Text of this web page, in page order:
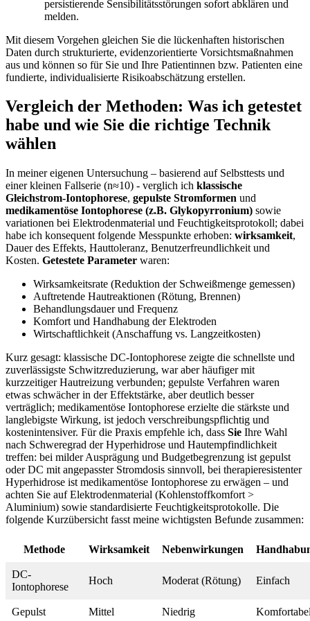
persistierende Sensibilitätsstörungen‌ sofort abklären und
melden.
Mit diesem Vorgehen gleichen‌ Sie die lückenhaften historischen
Daten ‍durch strukturierte, evidenzorientierte Vorsichtsmaßnahmen
aus und ‍können so für Sie und Ihre Patientinnen ⁣bzw. Patienten eine
fundierte, individualisierte Risikoabschätzung erstellen.
Vergleich der‌ Methoden: Was ich getestet⁣
habe und wie Sie die richtige Technik
wählen
In meiner eigenen Untersuchung – basierend auf Selbsttests und
einer kleinen Fallserie (n≈10) ⁤- verglich ich klassische
Gleichstrom-Iontophorese, gepulste Stromformen ‍und
medikamentöse Iontophorese (z.B. Glykopyrronium) sowie
variationen‍ bei Elektrodenmaterial und Feuchtigkeitsprotokoll; dabei
⁤habe ich konsequent folgende Messpunkte erhoben: wirksamkeit,
Dauer‍ des Effekts, Hauttoleranz, Benutzerfreundlichkeit⁣ und
Kosten.​ Getestete Parameter waren:
Wirksamkeitsrate (Reduktion ‌der​ Schweißmenge gemessen)
Auftretende Hautreaktionen (Rötung, Brennen)
Behandlungsdauer und Frequenz
Komfort und Handhabung der Elektroden
Wirtschaftlichkeit (Anschaffung vs. Langzeitkosten)
Kurz gesagt: klassische ‌DC-Iontophorese zeigte die schnellste und
zuverlässigste Schwitzreduzierung, war aber häufiger mit
kurzzeitiger Hautreizung ‍verbunden; gepulste ‌Verfahren⁢ waren
etwas schwächer in der Effektstärke, aber deutlich besser
verträglich; medikamentöse‌ Iontophorese erzielte die⁣ stärkste und⁢
langlebigste Wirkung, ist jedoch verschreibungspflichtig und‌
kostenintensiver. Für die Praxis empfehle ich, ⁤dass⁢ Sie Ihre Wahl
nach ‍Schweregrad​ der Hyperhidrose⁣ und Hautempfindlichkeit
treffen: bei milder Ausprägung und Budgetbegrenzung ist gepulst
oder DC mit angepasster Stromdosis sinnvoll, bei therapieresistenter
Hyperhidrose ist medikamentöse Iontophorese zu ​erwägen – und
achten Sie auf Elektrodenmaterial (Kohlenstoffkomfort >
Aluminium) sowie standardisierte Feuchtigkeitsprotokolle. Die
folgende ⁢Kurzübersicht fasst meine wichtigsten Befunde zusammen:
Methode Wirksamkeit Nebenwirkungen
DC-
Iontophorese
Hoch Moderat (Rötung) Einfach
Gepulst Mittel Niedrig